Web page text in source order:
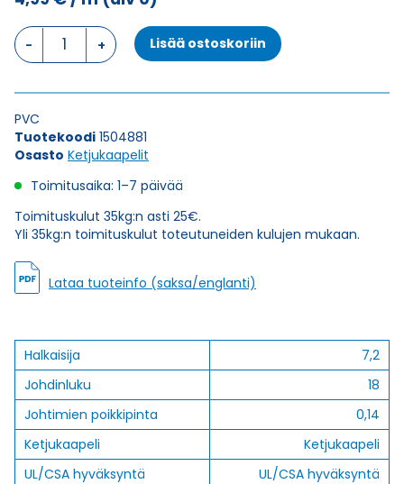
Ketjukaapeli
KAWEFLEX
SK-
18X0,14
(AWG26)
määrä
Lisää ostoskoriin
PVC
Tuotekoodi 1504881
Osasto Ketjukaapelit
Toimitusaika: 1–7 päivää
Toimituskulut 35kg:n asti 25€.
Yli 35kg:n toimituskulut toteutuneiden kulujen mukaan.
Lataa tuoteinfo (saksa/englanti)
Halkaisija
7,2
Johdinluku
18
Johtimien poikkipinta
0,14
Ketjukaapeli
Ketjukaapeli
UL/CSA hyväksyntä
UL/CSA hyväksyntä